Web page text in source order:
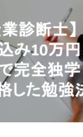
ル｜社労士・診
記を独学合格＆
万円達成